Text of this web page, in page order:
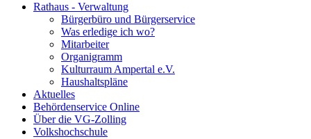
Rathaus - Verwaltung
Bürgerbüro und Bürgerservice
Was erledige ich wo?
Mitarbeiter
Organigramm
Kulturraum Ampertal e.V.
Haushaltspläne
Aktuelles
Behördenservice Online
Über die VG-Zolling
Volkshochschule